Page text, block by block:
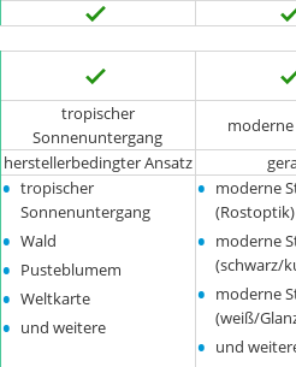
tropischer
Sonnenuntergang
herstellerbedingter Ansatz
• tropischer
Sonnenuntergang
• Wald
• Pusteblumem
• Weltkarte
• und weitere
• moderne
(Rostoptik)
• moderne
(schwarz/
• moderne
(weiß/
• und